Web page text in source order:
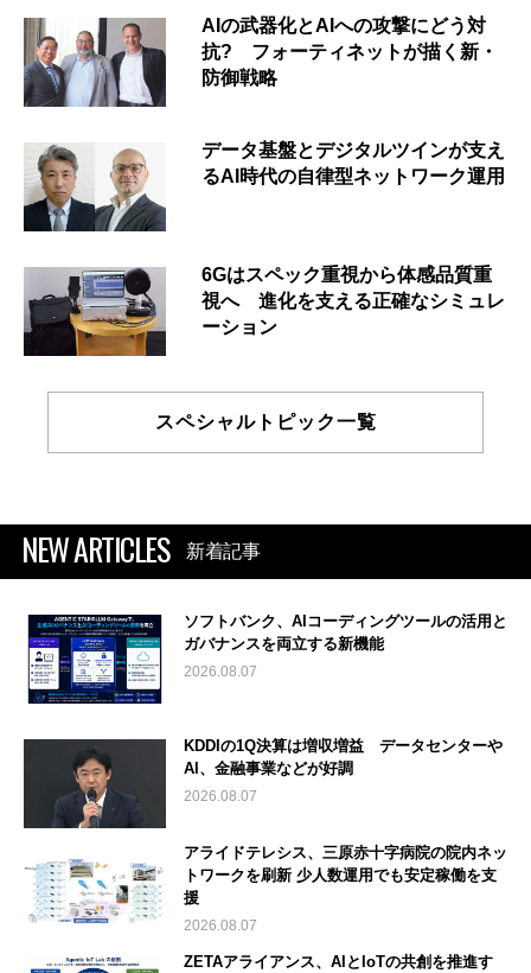
AIの武器化とAIへの攻撃にどう対
抗? フォーティネットが描く新・
防御戦略
データ基盤とデジタルツインが支え
るAI時代の自律型ネットワーク運用
6Gはスペック重視から体感品質重
視へ 進化を支える正確なシミュレ
ーション
スペシャルトピック一覧
NEW ARTICLES 新着記事
ソフトバンク、AIコーディングツールの活用と
ガバナンスを両立する新機能
2026.08.07
KDDIの1Q決算は増収増益 データセンターや
AI、金融事業などが好調
2026.08.07
アライドテレシス、三原赤十字病院の院内ネッ
トワークを刷新 少人数運用でも安定稼働を支
援
2026.08.07
ZETAアライアンス、AIとIoTの共創を推進す